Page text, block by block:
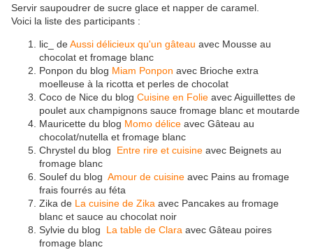
Servir saupoudrer de sucre glace et napper de caramel.
Voici la liste des participants :
lic_ deAussi délicieux qu'un gâteau avec Mousse au
chocolat et fromage blanc
Ponpon du blog Miam Ponpon avec Brioche extra
moelleuse à la ricotta et perles de chocolat
Coco de Nice du blog Cuisine en Folie avec Aiguillettes de
poulet aux champignons sauce fromage blanc et moutarde
Mauricette du blog Momo délice avec Gâteau au
chocolat/nutella et fromage blanc
Chrystel du blog Entre rire et cuisine avec Beignets au
fromage blanc
Soulef du blog Amour de cuisine avec Pains au fromage
frais fourrés au féta
Zika de La cuisine de Zika avec Pancakes au fromage
blanc et sauce au chocolat noir
Sylvie du blog La table de Clara avec Gâteau poires
fromage blanc